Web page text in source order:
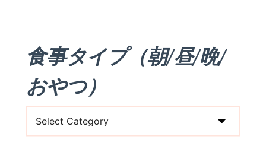
食事タイプ（朝/昼/晩/
おやつ）
事